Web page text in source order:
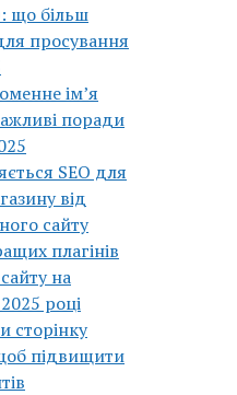
що більш
просування
ім’я
поради
SEO для
від
сайту
плагінів
на
році
сторінку
підвищити